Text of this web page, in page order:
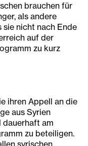
brauchen für
als andere
sie nicht nach Ende
auf der
zu kurz
ihren Appell an die
aus Syrien
dauerhaft am
zu beteiligen.
syrischen